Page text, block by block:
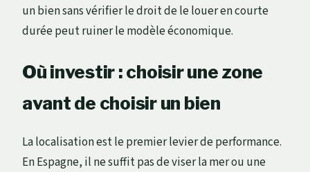
un bien sans vérifier le droit de le louer en courte
durée peut ruiner le modèle économique.
Où investir : choisir une zone
avant de choisir un bien
La localisation est le premier levier de performance.
En Espagne, il ne suffit pas de viser la mer ou une